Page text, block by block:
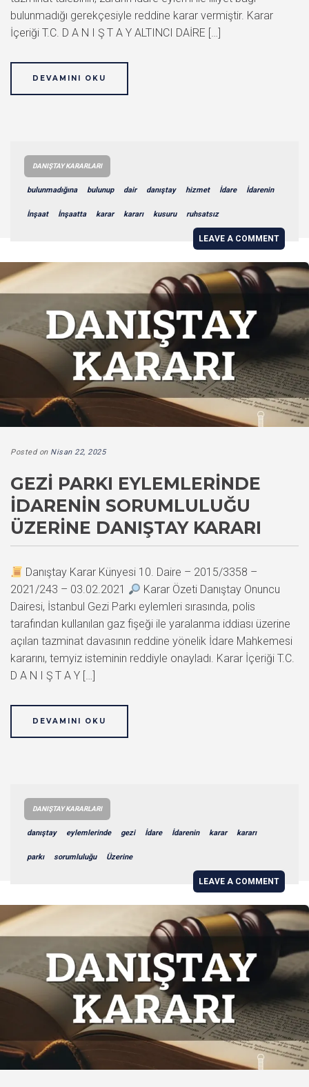
bulunmadığı gerekçesiyle reddine karar vermiştir. Karar
İçeriği T.C. D A N I Ş T A Y ALTINCI DAİRE […]
DEVAMINI OKU
DANIŞTAY KARARLARI
bulunmadığına bulunup dair danıştay hizmet İdare İdarenin
İnşaat İnşaatta karar kararı kusuru ruhsatsız
LEAVE A COMMENT
Posted on Nisan 22, 2025
GEZI PARKI EYLEMLERINDE
İDARENIN SORUMLULUĞU
ÜZERINE DANIŞTAY KARARI
Danıştay Karar Künyesi 10. Daire – 2015/3358 –
2021/243 – 03.02.2021
Karar Özeti Danıştay Onuncu
Dairesi, İstanbul Gezi Parkı eylemleri sırasında, polis
tarafından kullanılan gaz fişeği ile yaralanma iddiası üzerine
açılan tazminat davasının reddine yönelik İdare Mahkemesi
kararını, temyiz isteminin reddiyle onayladı. Karar İçeriği T.C.
D A N I Ş T A Y […]
DEVAMINI OKU
DANIŞTAY KARARLARI
danıştay eylemlerinde gezi İdare İdarenin karar kararı
parkı sorumluluğu Üzerine
LEAVE A COMMENT